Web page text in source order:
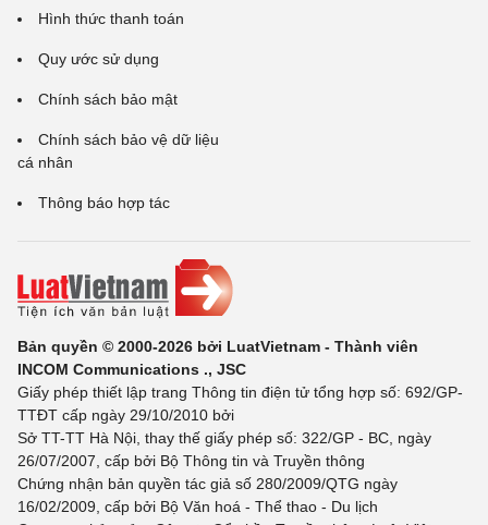
Hình thức thanh toán
Quy ước sử dụng
Chính sách bảo mật
Chính sách bảo vệ dữ liệu
cá nhân
Thông báo hợp tác
Bản quyền © 2000-2026 bởi LuatVietnam - Thành viên
INCOM Communications ., JSC
Giấy phép thiết lập trang Thông tin điện tử tổng hợp số: 692/GP-
TTĐT cấp ngày 29/10/2010 bởi
Sở TT-TT Hà Nội, thay thế giấy phép số: 322/GP - BC, ngày
26/07/2007, cấp bởi Bộ Thông tin và Truyền thông
Chứng nhận bản quyền tác giả số 280/2009/QTG ngày
16/02/2009, cấp bởi Bộ Văn hoá - Thể thao - Du lịch